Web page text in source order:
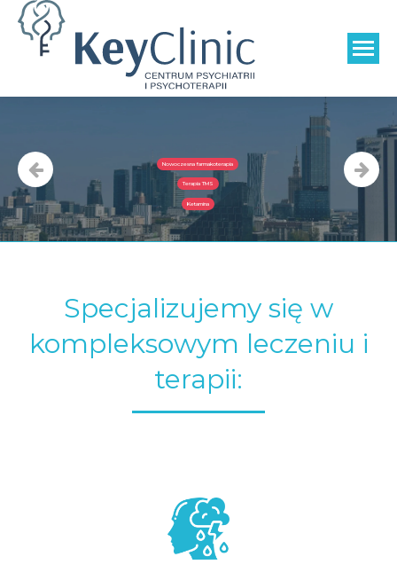
Szukaj:
Dowiedz się więcej
Kompleksowa diagnostyka i opieka
nad osobami z ADHD oraz w spektrum
autyzmu.
Specjalizujemy się w
kompleksowym leczeniu i
terapii: